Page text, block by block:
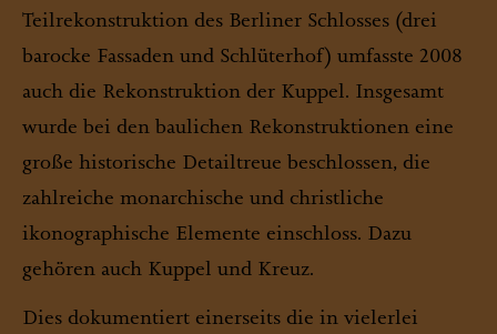
Teilrekonstruktion des Berliner Schlosses (drei
barocke Fassaden und Schlüterhof) umfasste 2008
auch die Rekonstruktion der Kuppel. Insgesamt
wurde bei den baulichen Rekonstruktionen eine
große historische Detailtreue beschlossen, die
zahlreiche monarchische und christliche
ikonographische Elemente einschloss. Dazu
gehören auch Kuppel und Kreuz.
Dies dokumentiert einerseits die in vielerlei